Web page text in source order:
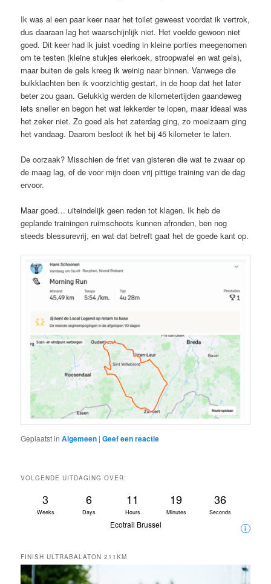
Ik was al een paar keer naar het toilet geweest voordat ik vertrok,
dus daaraan lag het waarschijnlijk niet. Het voelde gewoon niet
goed. Dit keer had ik juist voeding in kleine porties meegenomen
om te testen (kleine stukjes eierkoek, stroopwafel en wat gels),
maar buiten de gels kreeg ik weinig naar binnen. Vanwege die
buikklachten ben ik voorzichtig gestart, in de hoop dat het later
beter zou gaan. Gelukkig werden de kilometertijden gaandeweg
iets sneller en begon het wat lekkerder te lopen, maar ideaal was
het zeker niet. Zo goed als het zaterdag ging, zo moeizaam ging
het vandaag. Daarom besloot ik het bij 45 kilometer te laten.
De oorzaak? Misschien de friet van gisteren die wat te zwaar op
de maag lag, of de voor mijn doen vrij pittige training van de dag
ervoor.
Maar goed… uiteindelijk geen reden tot klagen. Ik heb de
geplande trainingen ruimschoots kunnen afronden, ben nog
steeds blessurevrij, en wat dat betreft gaat het de goede kant op.
Geplaatst in Algemeen |Geef een reactie
VOLGENDE UITDAGING OVER:
3
Weeks
6
Days
11
Hours
19
Minutes
35
Seconds
Ecotrail Brussel i
FINISH ULTRABALATON 211KM